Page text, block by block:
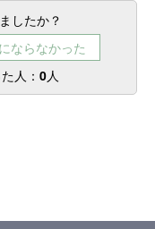
したか？
ならなかった
人： 0人